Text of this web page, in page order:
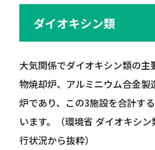
ダイオキシン類
大気関係でダイオキシン類の主
物焼却炉、アルミニウム合金製
炉であり、この3施設を合計す
います。（環境省 ダイオキシ
行状況から抜粋）